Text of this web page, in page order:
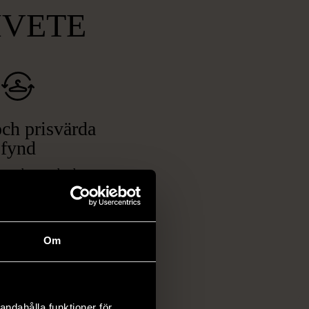
Om
prisvärda
fynd
ett brett utbud av
kläder och möbler
elektronik i våra
föremål som
vanliga butiker.